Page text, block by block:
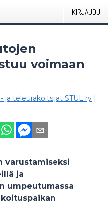
KIRJAUDU
voimaan
ja teleurakoitsijat STUL ry |
varustamiseksi
ja
umpeutumassa